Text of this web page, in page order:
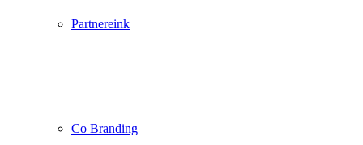
Partnereink
Co Branding